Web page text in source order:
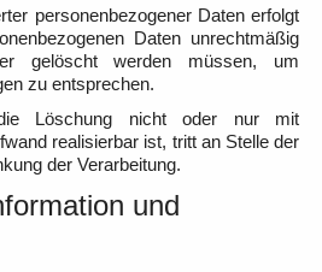
personenbezogener Daten erfolgt
Daten unrechtmäßig
gelöscht werden müssen, um
zu entsprechen.
Löschung nicht oder nur mit
realisierbar ist, tritt an Stelle der
der Verarbeitung.
und